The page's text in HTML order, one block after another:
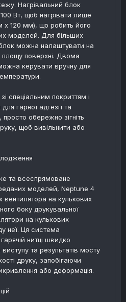
Нагрівальний блок
Вт, щоб нагрівати лише
x 120 мм), що робить його
моделей. Для більших
можна налаштувати на
поверхні. Двома
керувати вручну для
спеціальним покриттям і
гарної адгезії та
просто обережно зігніть
щоб вивільнити або
та всеспрямоване
моделей, Neptune 4
на кулькових
боку друкувальної
на кулькових
неї. Ця система
нитці швидко
та результатів мосту
друку, запобігаючи
або деформація.